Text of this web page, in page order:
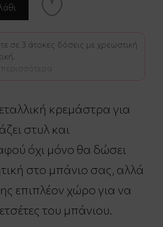
σε 3 άτοκες δόσεις με χρεωστική
κρεμάστρα για
στυλ και
όχι μόνο θα δώσει
στο μπάνιο σας, αλλά
επιπλέον χώρο για να
του μπάνιου.